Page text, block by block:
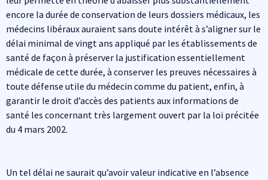
encore la durée de conservation de leurs dossiers médicaux, les
médecins libéraux auraient sans doute intérêt à s’aligner sur le
délai minimal de vingt ans appliqué par les établissements de
santé de façon à préserver la justification essentiellement
médicale de cette durée, à conserver les preuves nécessaires à
toute défense utile du médecin comme du patient, enfin, à
garantir le droit d’accès des patients aux informations de
santé les concernant très largement ouvert par la loi précitée
du 4 mars 2002.
Un tel délai ne saurait qu’avoir valeur indicative en l’absence